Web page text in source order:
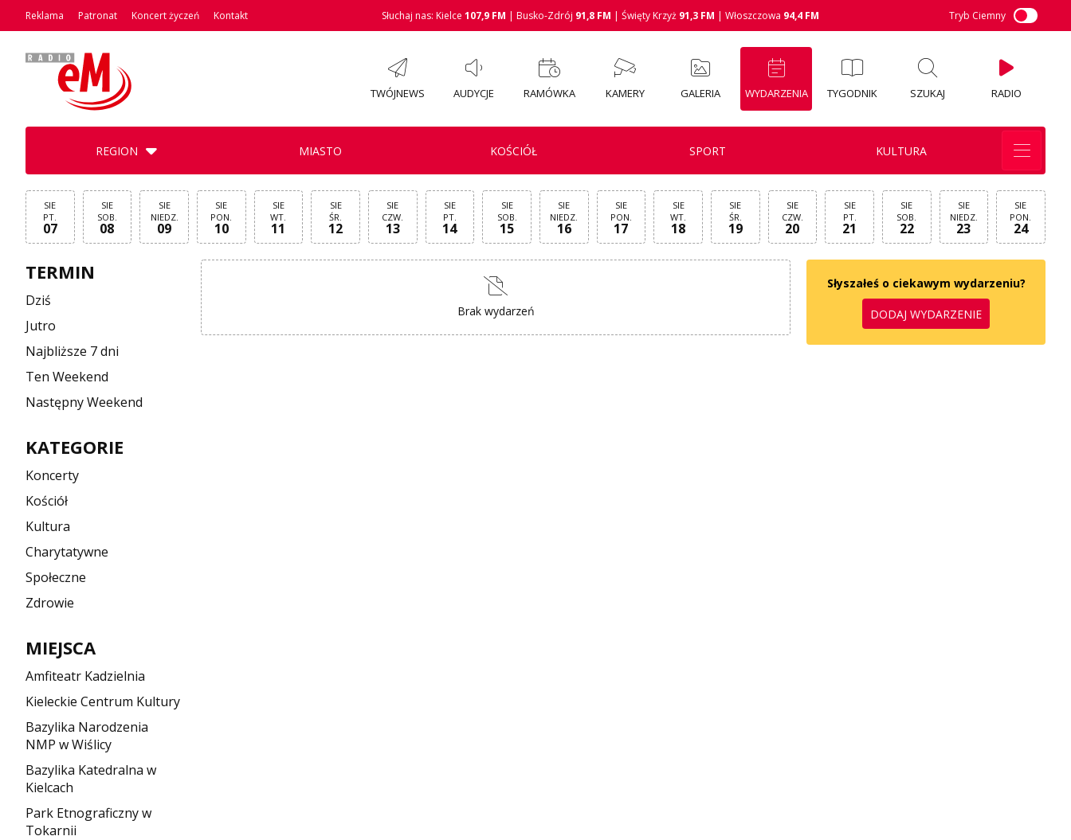
Reklama Patronat Koncert życzeń Kontakt Słuchaj nas: Kielce 107,9 FM | Busko-Zdrój 91,8 FM | Święty Krzyż 91,3 FM | Włoszczowa 94,4 FM Tryb Ciemny
TWÓJNEWS AUDYCJE RAMÓWKA KAMERY GALERIA WYDARZENIA TYGODNIK SZUKAJ RADIO
REGION MIASTO KOŚCIÓŁ SPORT KULTURA
SIE
PT.
07
SIE
SOB.
08
SIE
NIEDZ.
09
SIE
PON.
10
SIE
WT.
11
SIE
ŚR.
12
SIE
CZW.
13
SIE
PT.
14
SIE
SOB.
15
SIE
NIEDZ.
16
SIE
PON.
17
SIE
WT.
18
SIE
ŚR.
19
SIE
CZW.
20
SIE
PT.
21
SIE
SOB.
22
SIE
NIEDZ.
23
SIE
PON.
24
TERMIN
Dziś
Jutro
Najbliższe 7 dni
Ten Weekend
Następny Weekend
KATEGORIE
Koncerty
Kościół
Kultura
Charytatywne
Społeczne
Zdrowie
MIEJSCA
Amfiteatr Kadzielnia
Kieleckie Centrum Kultury
Bazylika Narodzenia
NMP w Wiślicy
Bazylika Katedralna w
Kielcach
Park Etnograficzny w
Tokarnii
Brak wydarzeń
Słyszałeś o ciekawym wydarzeniu?
DODAJ WYDARZENIE